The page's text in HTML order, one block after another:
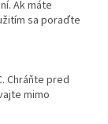
Ak máte
sa poraďte
Chráňte pred
mimo